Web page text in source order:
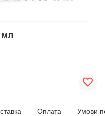
мл
Оплата Умови